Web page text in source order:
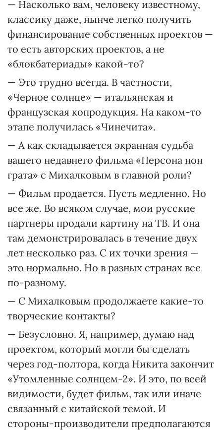
— Насколько вам, человеку известному,
классику даже, нынче легко получить
финансирование собственных проектов —
то есть авторских проектов, а не
«блокбатериады» какой-то?
— Это трудно всегда. В частности,
«Черное солнце» — итальянская и
французская копродукция. На каком-то
этапе получилась «Чинечита».
— А как складывается экранная судьба
вашего недавнего фильма «Персона нон
грата» с Михалковым в главной роли?
— Фильм продается. Пусть медленно. Но
все же. Во всяком случае, мои русские
партнеры продали картину на ТВ. И она
там демонстрировалась в течение двух
лет несколько раз. С их точки зрения —
это нормально. Но в разных странах все
по-разному.
— С Михалковым продолжаете какие-то
творческие контакты?
— Безусловно. Я, например, думаю над
проектом, который могли бы сделать
через год-полтора, когда Никита закончит
«Утомленные солнцем-2». И это, по всей
видимости, будет фильм, так или иначе
связанный с китайской темой. И
стороны-производители предполагаются